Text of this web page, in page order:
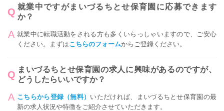
就業中ですがまいづるちとせ保育園に応募できます
か？
就業中に転職活動をされる方も多くいらっしゃいますので、ご安心
ください。まずはこちらのフォームからご登録ください。
まいづるちとせ保育園の求人に興味があるのですが、
どうしたらいいですか？
こちらから登録（無料） いただければ、まいづるちとせ保育園の最
新の求人状況や特徴をご紹介させていただきます。